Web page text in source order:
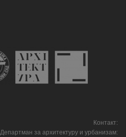
Контакт:
Департман за архитектуру и урбанизам: